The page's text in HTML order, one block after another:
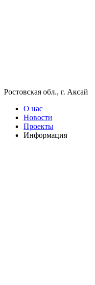
Ростовская обл., г. Аксай
О нас
Новости
Проекты
Информация